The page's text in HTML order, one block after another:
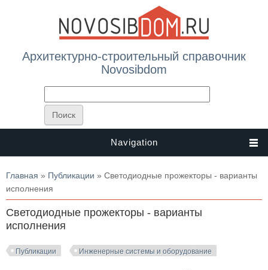
Архитектурно-строительный справочник
Novosibdom
Navigation
Вы здесь
Главная » Публикации » Светодиодные прожекторы - варианты
исполнения
Светодиодные прожекторы - варианты
исполнения
Публикации Инженерные системы и оборудование